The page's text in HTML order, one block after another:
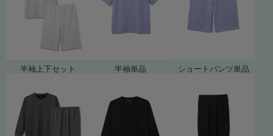
半袖上下セット 半袖単品 ショートパンツ単品